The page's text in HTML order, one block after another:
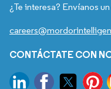
¿Te interesa? Envíanos
CONTÁCTATE CON